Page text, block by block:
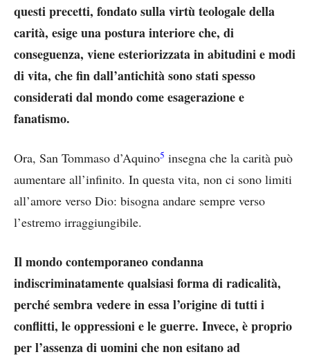
questi precetti, fondato sulla virtù teologale della
carità, esige una postura interiore che, di
conseguenza, viene esteriorizzata in abitudini e modi
di vita, che fin dall’antichità sono stati spesso
considerati dal mondo come esagerazione e
fanatismo.
Ora, San Tommaso d’Aquino5 insegna che la carità può
aumentare all’infinito. In questa vita, non ci sono limiti
all’amore verso Dio: bisogna andare sempre verso
l’estremo irraggiungibile.
Il mondo contemporaneo condanna
indiscriminatamente qualsiasi forma di radicalità,
perché sembra vedere in essa l’origine di tutti i
conflitti, le oppressioni e le guerre. Invece, è proprio
per l’assenza di uomini che non esitano ad